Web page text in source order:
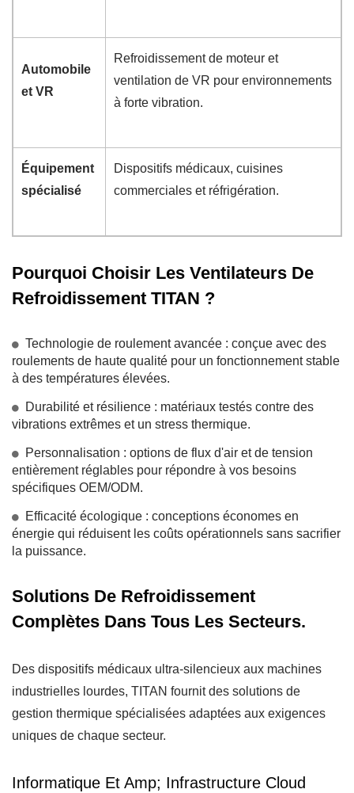
Automobile
et VR
Refroidissement de moteur et
ventilation de VR pour environnements
à forte vibration.
Équipement
spécialisé
Dispositifs médicaux, cuisines
commerciales et réfrigération.
Pourquoi Choisir Les Ventilateurs De
Refroidissement TITAN ?
Technologie de roulement avancée : conçue avec des
roulements de haute qualité pour un fonctionnement stable
à des températures élevées.
Durabilité et résilience : matériaux testés contre des
vibrations extrêmes et un stress thermique.
Personnalisation : options de flux d'air et de tension
entièrement réglables pour répondre à vos besoins
spécifiques OEM/ODM.
Efficacité écologique : conceptions économes en
énergie qui réduisent les coûts opérationnels sans sacrifier
la puissance.
Solutions De Refroidissement
Complètes Dans Tous Les Secteurs.
Des dispositifs médicaux ultra-silencieux aux machines
industrielles lourdes, TITAN fournit des solutions de
gestion thermique spécialisées adaptées aux exigences
uniques de chaque secteur.
Informatique Et Amp; Infrastructure Cloud